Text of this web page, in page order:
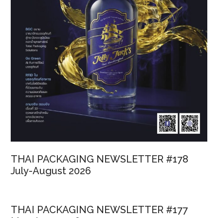
THAI PACKAGING NEWSLETTER #178
July-August 2026
THAI PACKAGING NEWSLETTER #177